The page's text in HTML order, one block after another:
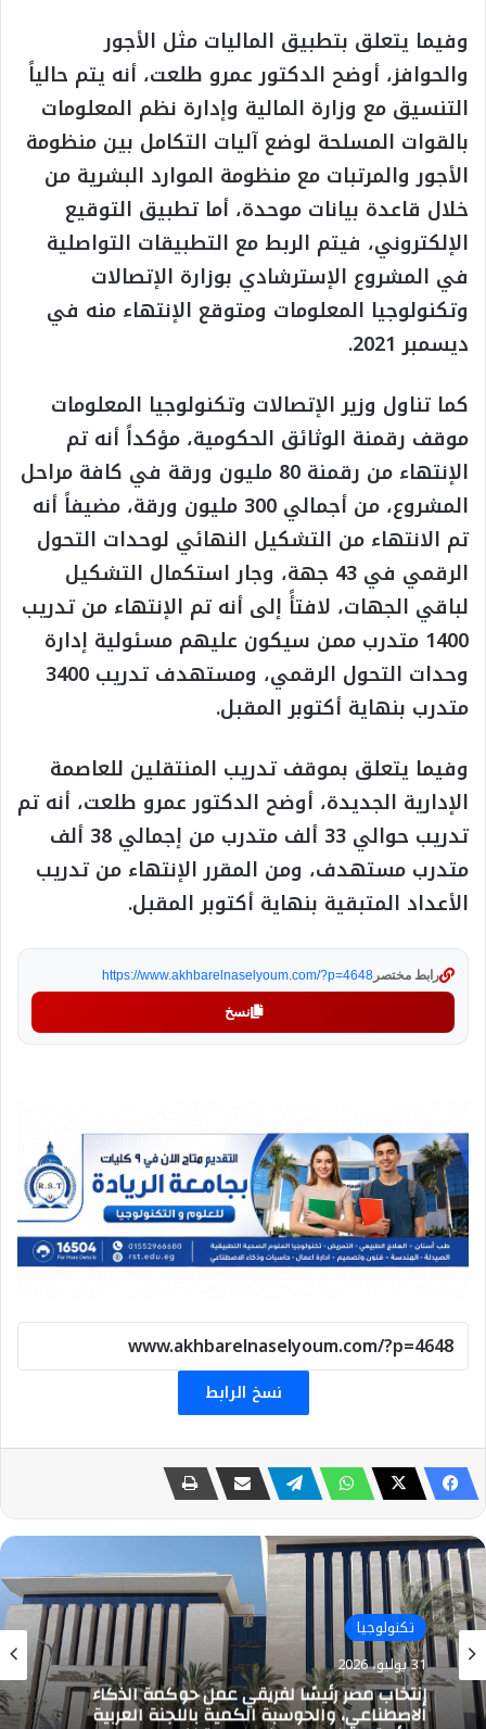
وفيما يتعلق بتطبيق الماليات مثل الأجور
والحوافز، أوضح الدكتور عمرو طلعت، أنه يتم حالياً
التنسيق مع وزارة المالية وإدارة نظم المعلومات
بالقوات المسلحة لوضع آليات التكامل بين منظومة
الأجور والمرتبات مع منظومة الموارد البشرية من
خلال قاعدة بيانات موحدة، أما تطبيق التوقيع
الإلكتروني، فيتم الربط مع التطبيقات التواصلية
في المشروع الإسترشادي بوزارة الإتصالات
وتكنولوجيا المعلومات ومتوقع الإنتهاء منه في
ديسمبر 2021.
كما تناول وزير الإتصالات وتكنولوجيا المعلومات
موقف رقمنة الوثائق الحكومية، مؤكداً أنه تم
الإنتهاء من رقمنة 80 مليون ورقة في كافة مراحل
المشروع، من أجمالي 300 مليون ورقة، مضيفاً أنه
تم الانتهاء من التشكيل النهائي لوحدات التحول
الرقمي في 43 جهة، وجار استكمال التشكيل
لباقي الجهات، لافتأً إلى أنه تم الإنتهاء من تدريب
1400 متدرب ممن سيكون عليهم مسئولية إدارة
وحدات التحول الرقمي، ومستهدف تدريب 3400
متدرب بنهاية أكتوبر المقبل.
وفيما يتعلق بموقف تدريب المنتقلين للعاصمة
الإدارية الجديدة، أوضح الدكتور عمرو طلعت، أنه تم
تدريب حوالي 33 ألف متدرب من إجمالي 38 ألف
متدرب مستهدف، ومن المقرر الإنتهاء من تدريب
الأعداد المتبقية بنهاية أكتوبر المقبل.
رابط مختصر https://www.akhbarelnaselyoum.com/?p=4648
نسخ
نسخ الرابط
تكنولوجيا
31 يوليو، 2026
إنتخاب مصر رئيسًا لفريقي عمل حوكمة الذكاء
الاصطناعي، والحوسبة الكمية باللجنة العربية